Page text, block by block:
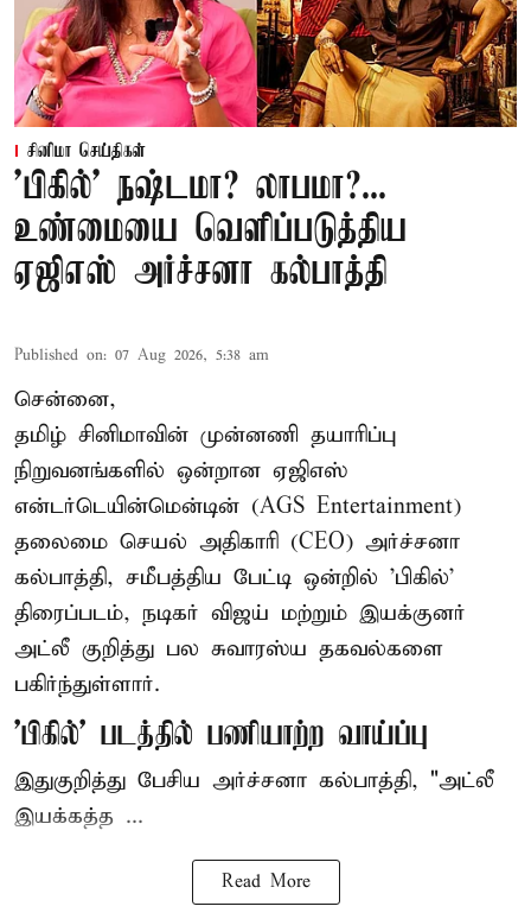
சினிமா செய்திகள்
'பிகில்' நஷ்டமா? லாபமா?...
உண்மையை வெளிப்படுத்திய
ஏஜிஎஸ் அர்ச்சனா கல்பாத்தி
Published on: 07 Aug 2026, 5:38 am
சென்னை,
தமிழ் சினிமாவின் முன்னணி தயாரிப்பு
நிறுவனங்களில் ஒன்றான ஏஜிஎஸ்
என்டர்டெயின்மென்டின் (AGS Entertainment)
தலைமை செயல் அதிகாரி (CEO) அர்ச்சனா
கல்பாத்தி, சமீபத்திய பேட்டி ஒன்றில் 'பிகில்'
திரைப்படம், நடிகர் விஜய் மற்றும் இயக்குனர்
அட்லீ குறித்து பல சுவாரஸ்ய தகவல்களை
பகிர்ந்துள்ளார்.
'பிகில்' படத்தில் பணியாற்ற வாய்ப்பு
இதுகுறித்து பேசிய அர்ச்சனா கல்பாத்தி, "அட்லீ
இயக்கத்த ...
Read More